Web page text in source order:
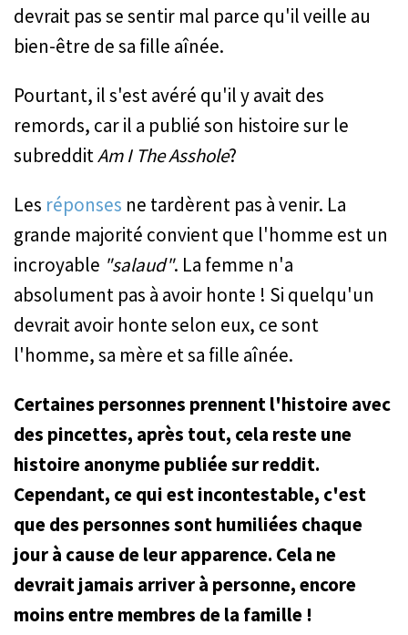
devrait pas se sentir mal parce qu'il veille au
bien-être de sa fille aînée.
Pourtant, il s'est avéré qu'il y avait des
remords, car il a publié son histoire sur le
subredditAm I The Asshole?
Les réponses ne tardèrent pas à venir. La
grande majorité convient que l'homme est un
incroyable "salaud". La femme n'a
absolument pas à avoir honte ! Si quelqu'un
devrait avoir honte selon eux, ce sont
l'homme, sa mère et sa fille aînée.
Certaines personnes prennent l'histoire avec
des pincettes, après tout, cela reste une
histoire anonyme publiée sur reddit.
Cependant, ce qui est incontestable, c'est
que des personnes sont humiliées chaque
jour à cause de leur apparence. Cela ne
devrait jamais arriver à personne, encore
moins entre membres de la famille !